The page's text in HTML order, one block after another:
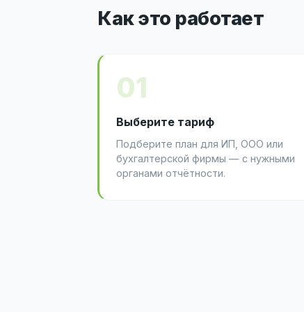
Как это работает
01
Выберите тариф
Подберите план для ИП, ООО или
бухгалтерской фирмы — с нужными
органами отчётности.